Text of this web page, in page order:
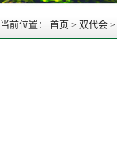
当前位置： 首页 > 双代会 >